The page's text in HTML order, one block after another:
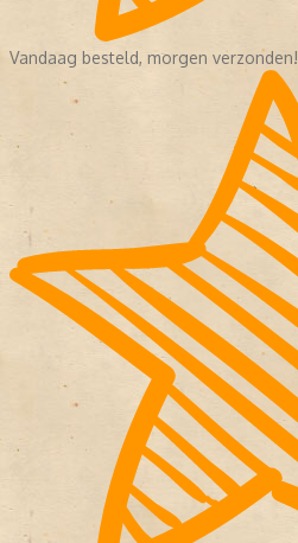
Vandaag besteld, morgen verzonden!